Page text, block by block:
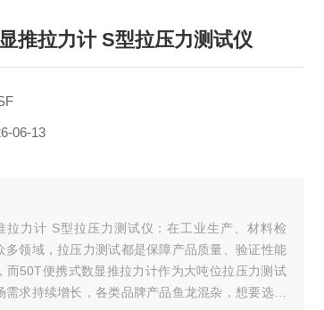
推拉力计 S型拉压力测试仪
06-13
拉力计 S型拉压力测试仪：在工业生产、材料检
多领域，拉压力测试都是保障产品质量、验证性能
而50T便携式数显推拉力计作为大吨位拉压力测试
需求持续增长，各类品牌产品鱼龙混杂，想要选到